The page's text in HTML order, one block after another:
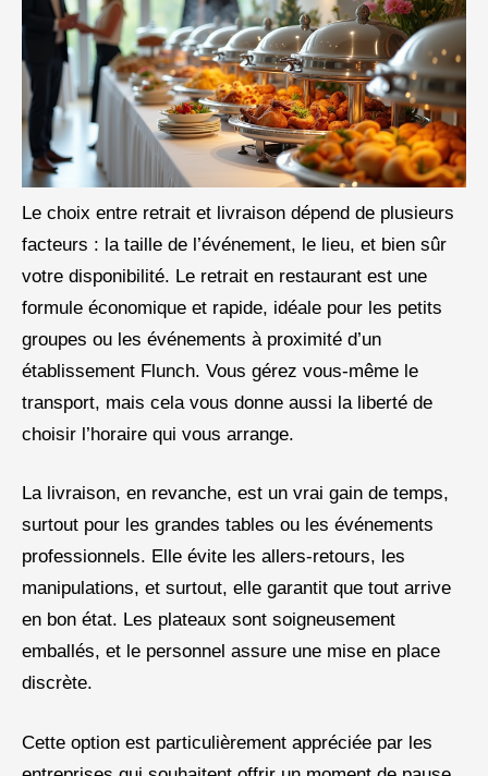
Le choix entre retrait et livraison dépend de plusieurs
facteurs : la taille de l’événement, le lieu, et bien sûr
votre disponibilité. Le retrait en restaurant est une
formule économique et rapide, idéale pour les petits
groupes ou les événements à proximité d’un
établissement Flunch. Vous gérez vous-même le
transport, mais cela vous donne aussi la liberté de
choisir l’horaire qui vous arrange.
La livraison, en revanche, est un vrai gain de temps,
surtout pour les grandes tables ou les événements
professionnels. Elle évite les allers-retours, les
manipulations, et surtout, elle garantit que tout arrive
en bon état. Les plateaux sont soigneusement
emballés, et le personnel assure une mise en place
discrète.
Cette option est particulièrement appréciée par les